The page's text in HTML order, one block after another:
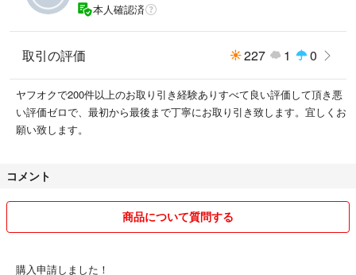
本人確認済
取引の評価 227 1 0
ヤフオクで200件以上のお取り引き経験ありすべて良い評価して頂き悪
い評価ゼロで、最初から最後まで丁寧にお取り引き致します。宜しくお
願い致します。
コメント
商品について質問する
購入申請しました！